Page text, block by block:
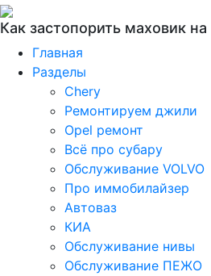
Как застопорить маховик
Главная
Разделы
Chery
Ремонтируем джили
Opel ремонт
Всё про субару
Обслуживание VOLVO
Про иммобилайзер
Автоваз
КИА
Обслуживание нивы
Обслуживание ПЕЖО